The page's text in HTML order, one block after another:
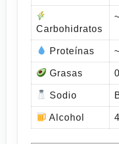
Carbohidratos
Proteínas
Grasas
Sodio
Alcohol